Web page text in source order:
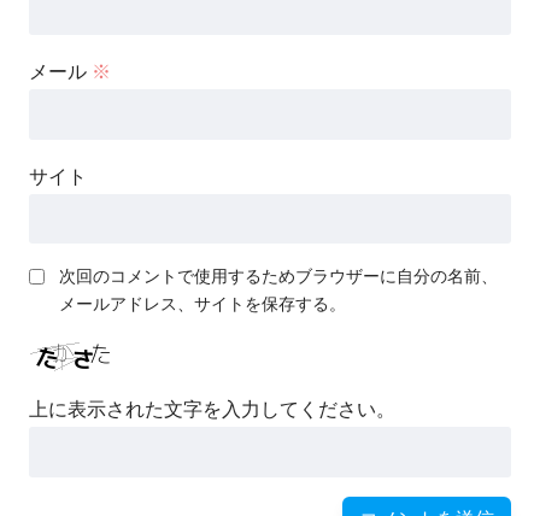
メール ※
サイト
次回のコメントで使用するためブラウザーに自分の名前、
メールアドレス、サイトを保存する。
上に表示された文字を入力してください。